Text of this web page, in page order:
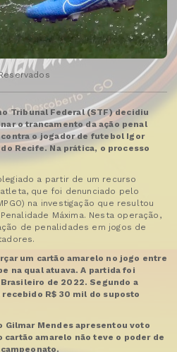
Tribunal Federal (STF) decidiu
o trancamento da ação penal
o jogador de futebol Igor
Recife. Na prática, o processo
a partir de um recurso
que foi denunciado pelo
na investigação que resultou
Máxima. Nesta operação,
de penalidades em jogos de
um cartão amarelo no jogo entre
na qual atuava. A partida foi
de 2022. Segundo a
R$ 30 mil do suposto
Gilmar Mendes apresentou voto
amarelo não teve o poder de